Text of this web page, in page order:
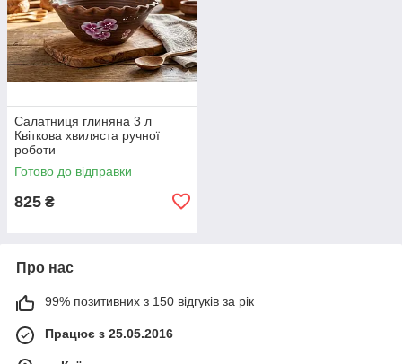
Салатниця глиняна 3 л
Квіткова хвиляста ручної
роботи
Готово до відправки
825 ₴
Про нас
99% позитивних з 150 відгуків за рік
Працює з 25.05.2016